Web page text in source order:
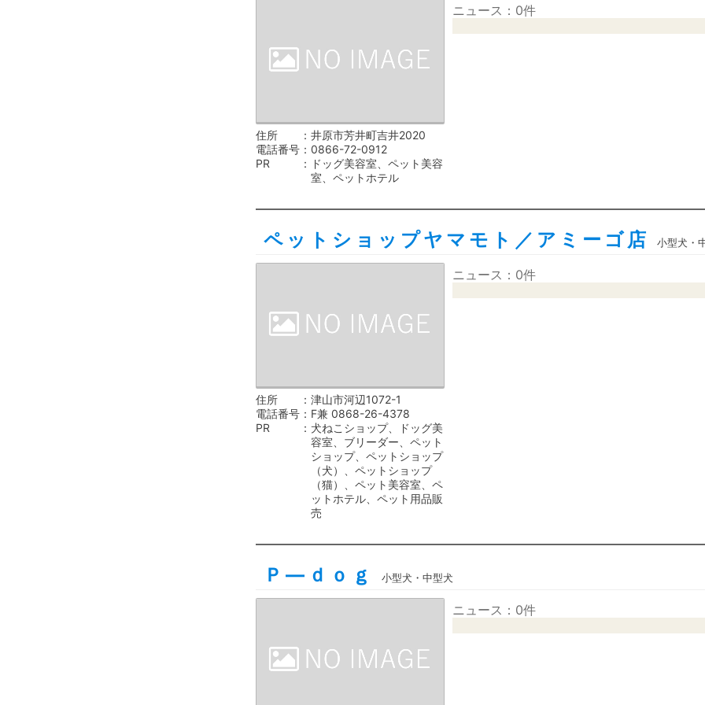
住所
井原市芳井町吉井2020
電話番号
0866-72-0912
PR
ドッグ美容室、ペット美容
室、ペットホテル
ニュース：0件
ペットショップヤマモト／アミーゴ店 小型犬・
住所
津山市河辺1072-1
電話番号
F兼 0868-26-4378
PR
犬ねこショップ、ドッグ美
容室、ブリーダー、ペット
ショップ、ペットショップ
（犬）、ペットショップ
（猫）、ペット美容室、ペ
ットホテル、ペット用品販
売
ニュース：0件
Ｐ―ｄｏｇ 小型犬・中型犬
ニュース：0件